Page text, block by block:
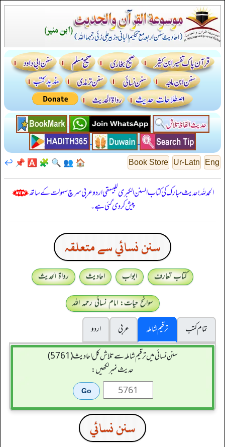
Eng
Ur-Latn
Book Store
🏠
👥
🔍
🧩
🅰️
📌
↩️
الحمدللہ! حدیث مبارک کی کتاب السنن الكبرى للبيهقي اردو عربی سرچ سہولت کے ساتھ
پیش کر دی گئی ہے۔
سنن نسائي سے متعلقہ
کتاب تعارف ابواب احادیث
رواۃ الحدیث
سوانح حیات: امام نسائی رحمہ اللہ
تمام کتب
ترقیم شاملہ عربی
اردو
سنن نسائی میں ترقیم شاملہ سے تلاش کل احادیث (5761)
حدیث نمبر لکھیں:
سنن نسائي